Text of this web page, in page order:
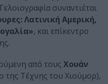
συναντιέται
Λατινική Αμερική,
, και επίκεντρο
από τους Χουάν
της Τέχνης του Χιούμορ),